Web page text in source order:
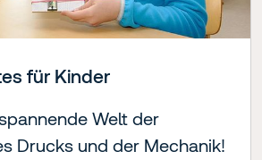
für Kinder
Welt der
Drucks und der Mechanik!